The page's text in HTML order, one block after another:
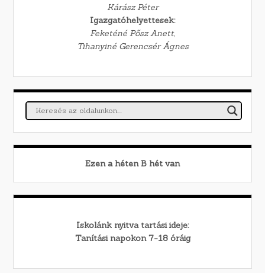
Kárász Péter
Igazgatóhelyettesek:
Feketéné Pősz Anett,
Tihanyiné Gerencsér Ágnes
Ezen a héten B hét van
Iskolánk nyitva tartási ideje:
Tanítási napokon 7-18 óráig